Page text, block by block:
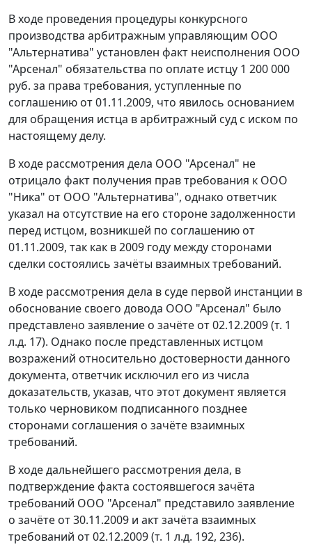
В ходе проведения процедуры конкурсного
производства арбитражным управляющим ООО
"Альтернатива" установлен факт неисполнения ООО
"Арсенал" обязательства по оплате истцу 1 200 000
руб. за права требования, уступленные по
соглашению от 01.11.2009, что явилось основанием
для обращения истца в арбитражный суд с иском по
настоящему делу.
В ходе рассмотрения дела ООО "Арсенал" не
отрицало факт получения прав требования к ООО
"Ника" от ООО "Альтернатива", однако ответчик
указал на отсутствие на его стороне задолженности
перед истцом, возникшей по соглашению от
01.11.2009, так как в 2009 году между сторонами
сделки состоялись зачёты взаимных требований.
В ходе рассмотрения дела в суде первой инстанции в
обоснование своего довода ООО "Арсенал" было
представлено заявление о зачёте от 02.12.2009 (т. 1
л.д. 17). Однако после представленных истцом
возражений относительно достоверности данного
документа, ответчик исключил его из числа
доказательств, указав, что этот документ является
только черновиком подписанного позднее
сторонами соглашения о зачёте взаимных
требований.
В ходе дальнейшего рассмотрения дела, в
подтверждение факта состоявшегося зачёта
требований ООО "Арсенал" представило заявление
о зачёте от 30.11.2009 и акт зачёта взаимных
требований от 02.12.2009 (т. 1 л.д. 192, 236).